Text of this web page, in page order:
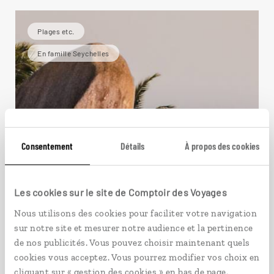
Consentement Détails À propos des cookies
Les cookies sur le site de Comptoir des Voyages
Nous utilisons des cookies pour faciliter votre navigation
sur notre site et mesurer notre audience et la pertinence
de nos publicités. Vous pouvez choisir maintenant quels
cookies vous acceptez. Vous pourrez modifier vos choix en
cliquant sur « gestion des cookies » en bas de page.
Plages etc.
En famille Seychelles